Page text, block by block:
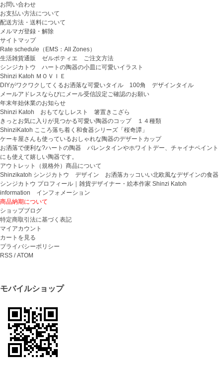
お問い合わせ
お支払い方法について
配送方法・送料について
メルマガ登録・解除
サイトマップ
Rate schedule（EMS：All Zones）
生活雑貨通販 ゼルポティエ ご注文方法
シンジカトウ ハートの陶器の小皿に可愛いイラスト
Shinzi Katoh ＭＯＶＩＥ
DIYがワクワクしてくるお洒落な可愛いタイル 100角 デザインタイル
メールアドレスならびにメール受信設定ご確認のお願い
年末年始休業のお知らせ
Shinzi Katoh おもてなしレスト 箸置きこざら
きっとお気に入りが見つかる可愛い陶器のコップ １４種類
ShinziKatoh こころ落ち着く和食器シリーズ「桜奇譚」
ケーキ屋さんも使っているおしゃれな陶器のデザートカップ
お洒落で便利な?ハートの陶器 バレンタインやホワイトデー、チャイナペイント
にも使えて嬉しい陶器です。
アウトレット（規格外）商品について
Shinzikatoh シンジカトウ デザイン お洒落カッコいい北欧風なデザインの食器
シンジカトウ プロフィール｜雑貨デザイナー・絵本作家 Shinzi Katoh
information インフォメーション
商品納期について
ショップブログ
特定商取引法に基づく表記
マイアカウント
カートを見る
プライバシーポリシー
RSS /ATOM
モバイルショップ